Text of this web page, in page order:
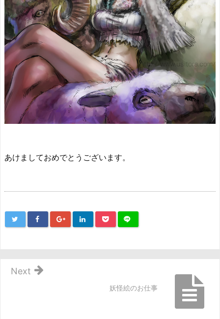
あけましておめでとうございます。
妖怪絵のお仕事
Next